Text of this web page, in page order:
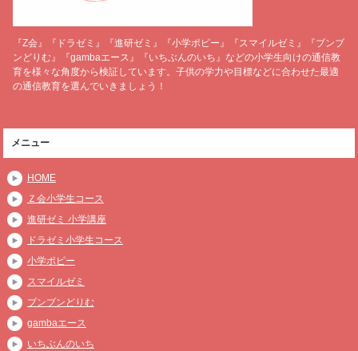
『Z会』『ドラゼミ』『進研ゼミ』『小学ポピー』『スマイルゼミ』『ブンブ
ンどりむ』『gambaエース』『いちぶんのいち』などの小学生向けの通信教
育を様々な角度から検証しています。子供の学力や目標などに合わせた最適
の通信教育を選んでいきましょう！
メニュー
HOME
Ｚ会小学生コース
進研ゼミ 小学講座
ドラゼミ小学生コース
小学ポピー
スマイルゼミ
ブンブンどりむ
gambaエース
いちぶんのいち